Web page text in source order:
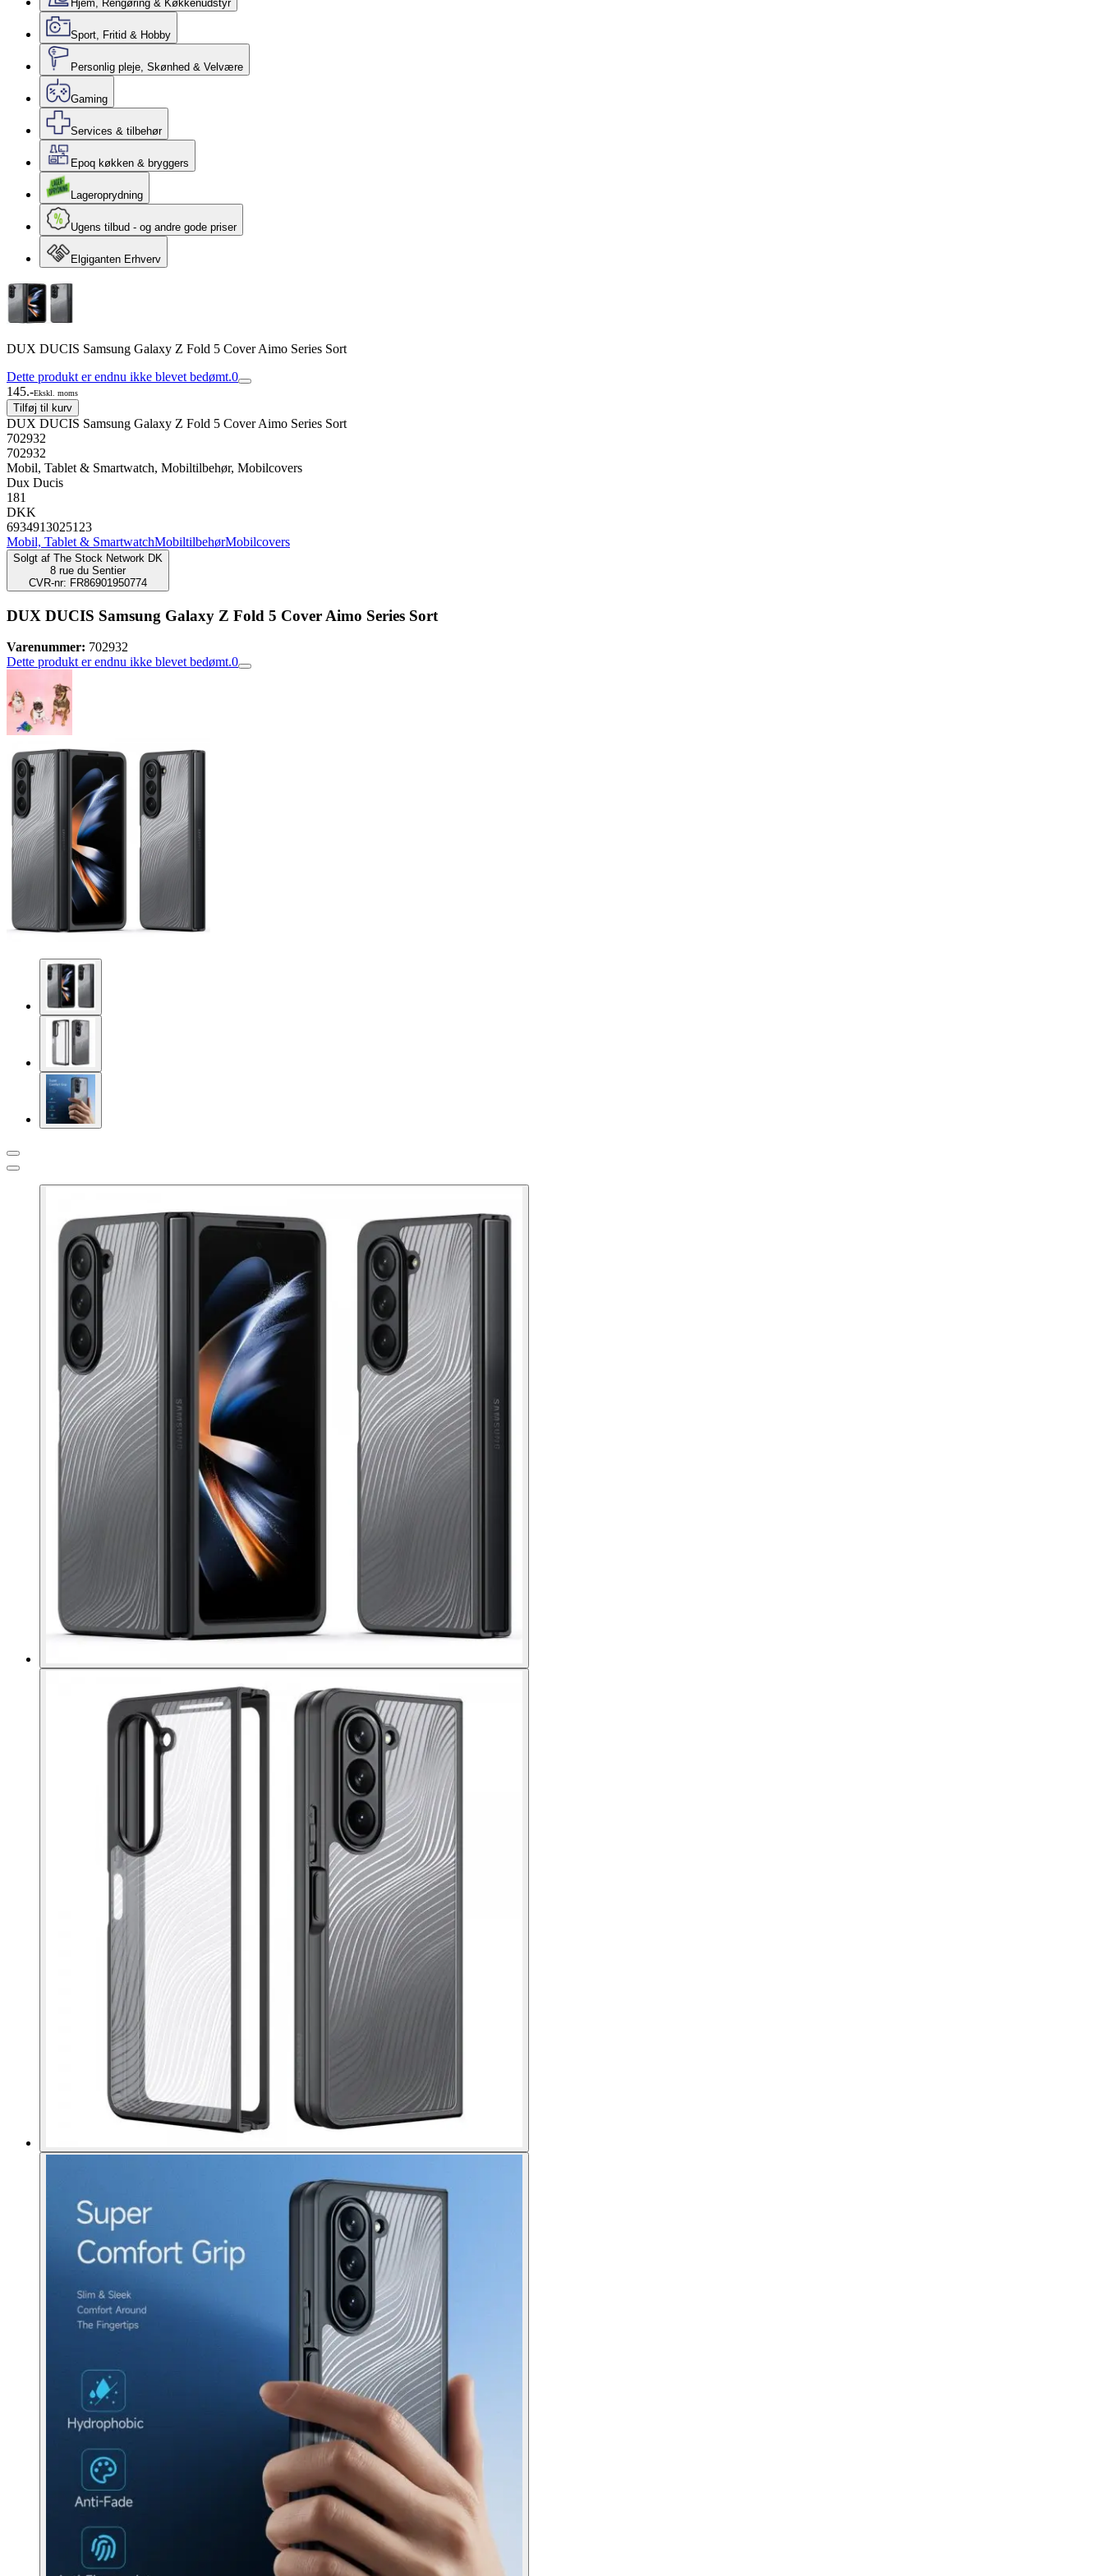
Hjem, Rengøring & Køkkenudstyr
Sport, Fritid & Hobby
Personlig pleje, Skønhed & Velvære
Gaming
Services & tilbehør
Epoq køkken & bryggers
Lageroprydning
Ugens tilbud - og andre gode priser
Elgiganten Erhverv
DUX DUCIS Samsung Galaxy Z Fold 5 Cover Aimo Series Sort
Dette produkt er endnu ikke blevet bedømt.0
145.-Ekskl. moms
Tilføj til kurv
DUX DUCIS Samsung Galaxy Z Fold 5 Cover Aimo Series Sort
702932
702932
Mobil, Tablet & Smartwatch, Mobiltilbehør, Mobilcovers
Dux Ducis
181
DKK
6934913025123
Mobil, Tablet & SmartwatchMobiltilbehørMobilcovers
Solgt af The Stock Network DK
8 rue du Sentier
CVR-nr: FR86901950774
DUX DUCIS Samsung Galaxy Z Fold 5 Cover Aimo Series Sort
Varenummer: 702932
Dette produkt er endnu ikke blevet bedømt.0